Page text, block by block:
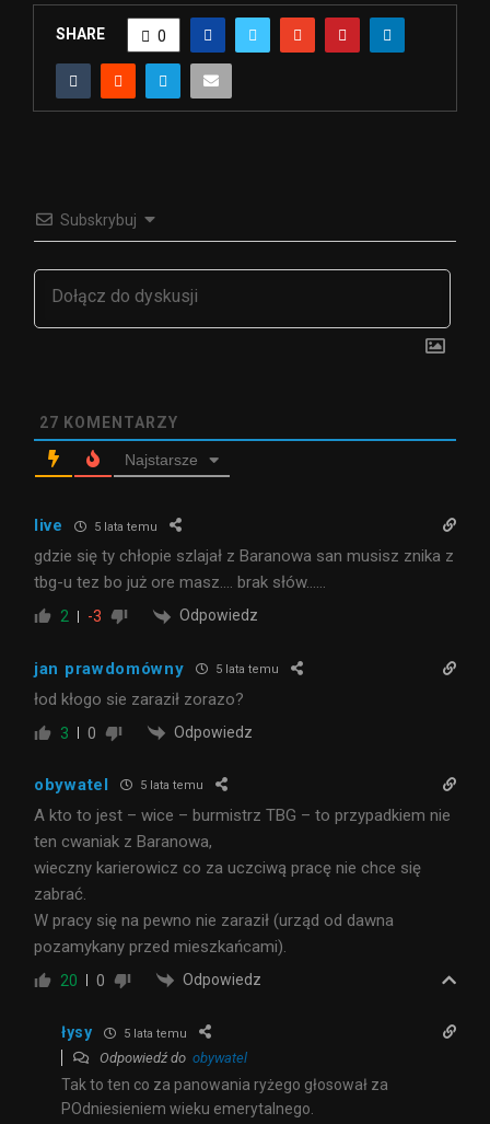
SHARE 0
Subskrybuj
27 KOMENTARZY
Najstarsze
live 5 lata temu
gdzie się ty chłopie szlajał z Baranowa san musisz znika z
tbg-u tez bo już ore masz…. brak słów……
2 -3 Odpowiedz
jan prawdomówny 5 lata temu
łod kłogo sie zaraził zorazo?
3 0 Odpowiedz
obywatel 5 lata temu
A kto to jest – wice – burmistrz TBG – to przypadkiem nie
ten cwaniak z Baranowa,
wieczny karierowicz co za uczciwą pracę nie chce się
zabrać.
W pracy się na pewno nie zaraził (urząd od dawna
pozamykany przed mieszkańcami).
20 0 Odpowiedz
łysy 5 lata temu
Odpowiedź do obywatel
Tak to ten co za panowania ryżego głosował za
POdniesieniem wieku emerytalnego.